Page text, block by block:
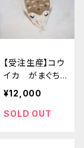
【受注生産】コウ
イカ がまぐち
ポシェット
¥12,000
SOLD OUT